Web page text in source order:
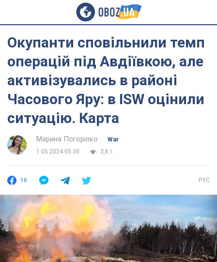
Окупанти сповільнили темп
операцій під Авдіївкою, але
активізувались в районі
Часового Яру: в ISW оцінили
ситуацію. Карта
Марина Погорілко
War
1.05.2024 05:30
3,6 т.
16 РУС